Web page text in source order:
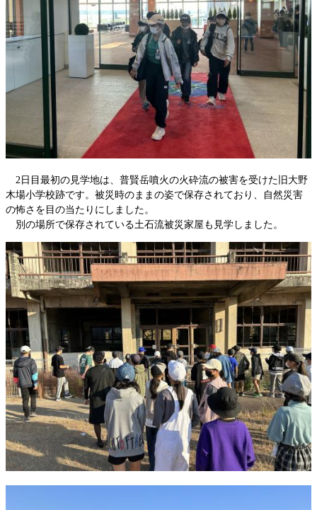
2日目最初の見学地は、普賢岳噴火の火砕流の被害を受けた旧大野
木場小学校跡です。被災時のままの姿で保存されており、自然災害
の怖さを目の当たりにしました。
別の場所で保存されている土石流被災家屋も見学しました。